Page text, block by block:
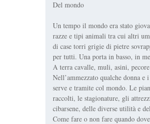
Del mondo
Un tempo il mondo era stato
razze e tipi animali tra cui altri
di case torri grigie di pietre
per tutti. Una porta in basso, in
A terra cavalle, muli, asini,
Nell’ammezzato qualche donna
serve e tramite col mondo. Le
raccolti, le stagionature, gli
cibarsene, delle diverse utilità e
Come fare o non fare quando